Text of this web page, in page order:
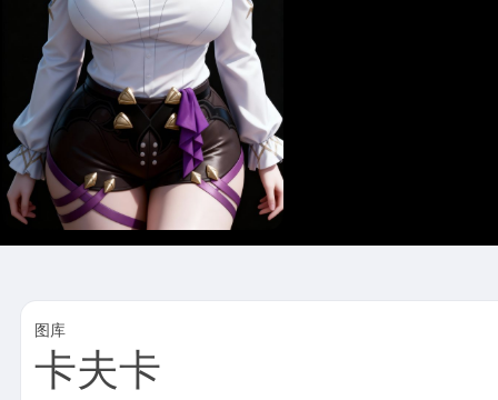
图库
卡夫卡